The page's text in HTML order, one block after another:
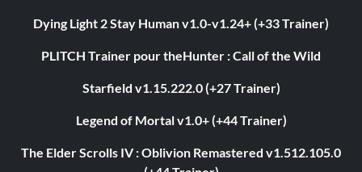
Dying Light 2 Stay Human v1.0-v1.24+ (+33 Trainer)
PLITCH Trainer pour theHunter : Call of the Wild
Starfield v1.15.222.0 (+27 Trainer)
Legend of Mortal v1.0+ (+44 Trainer)
The Elder Scrolls IV : Oblivion Remastered v1.512.105.0